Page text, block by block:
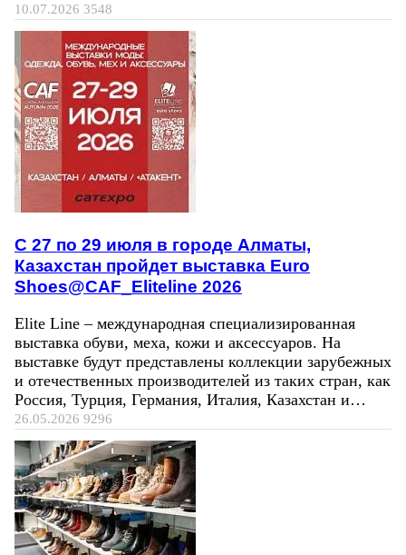
10.07.2026 3548
C 27 по 29 июля в городе Алматы,
Казахстан пройдет выставка Euro
Shoes@CAF_Eliteline 2026
Elite Line – международная специализированная
выставка обуви, меха, кожи и аксессуаров. На
выставке будут представлены коллекции зарубежных
и отечественных производителей из таких стран, как
Россия, Турция, Германия, Италия, Казахстан и…
26.05.2026 9296